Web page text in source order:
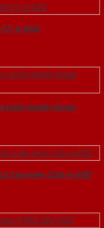
a-SGD
o kinh thanh thoat
2 tay nam Cửa-a-SGD